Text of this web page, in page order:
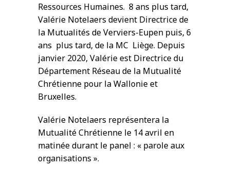
Ressources Humaines. 8 ans plus tard,
Valérie Notelaers devient Directrice de
la Mutualités de Verviers-Eupen puis, 6
ans plus tard, de la MC Liège. Depuis
janvier 2020, Valérie est Directrice du
Département Réseau de la Mutualité
Chrétienne pour la Wallonie et
Bruxelles.
Valérie Notelaers représentera la
Mutualité Chrétienne le 14 avril en
matinée durant le panel : « parole aux
organisations ».